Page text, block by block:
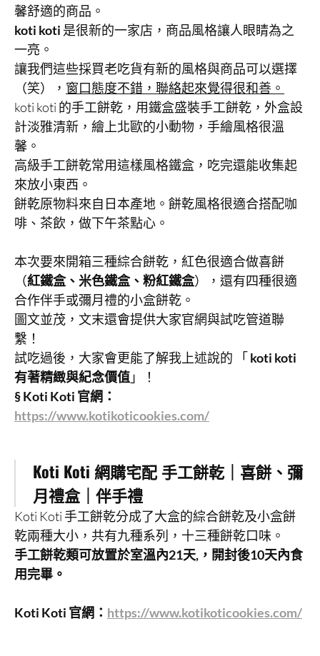
馨舒適的商品。
koti koti 是很新的一家店，商品風格讓人眼睛為之
一亮。
讓我們這些採買老吃貨有新的風格與商品可以選擇
（笑）， 窗口態度不錯，聯絡起來覺得很和善。
koti koti 的手工餅乾，用鐵盒盛裝手工餅乾，外盒設
計淡雅清新，繪上北歐的小動物，手繪風格很溫
馨。
高級手工餅乾常用這樣風格鐵盒，吃完還能收集起
來放小東西。
餅乾原物料來自日本產地。餅乾風格很適合搭配咖
啡、茶飲，做下午茶點心。
本次要來開箱三種綜合餅乾，紅色很適合做喜餅
（紅鐵盒、米色鐵盒、粉紅鐵盒），還有四種很適
合作伴手或彌月禮的小盒餅乾。
圖文並茂，文末還會提供大家官網與試吃管道聯
繫！
試吃過後，大家會更能了解我上述說的 「 koti koti
有著精緻與紀念價值 」！
§ Koti Koti 官網：
https://www.kotikoticookies.com/
Koti Koti 網購宅配 手工餅乾｜喜餅、彌
月禮盒｜伴手禮
Koti Koti 手工餅乾分成了大盒的綜合餅乾及小盒餅
乾兩種大小，共有九種系列，十三種餅乾口味。
手工餅乾類可放置於室溫內21天,，開封後10天內食
用完畢。
Koti Koti 官網： https://www.kotikoticookies.com/